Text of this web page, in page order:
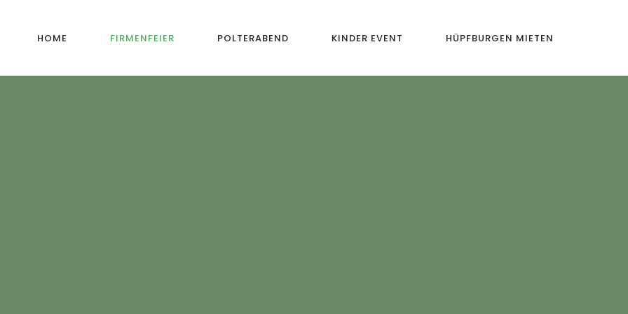
HOME FIRMENFEIER POLTERABEND KINDER EVENT HÜPFBURGEN MIETEN